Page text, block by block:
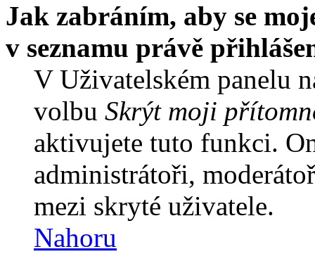
Jak zabráním, aby se
v seznamu právě
V Uživatelském panelu
volbu Skrýt moji
aktivujete tuto funkci.
administrátoři,
mezi skryté uživatele.
Nahoru